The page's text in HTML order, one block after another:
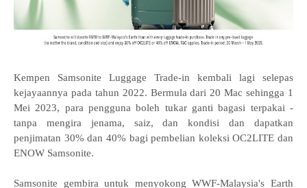
Kempen Samsonite Luggage Trade-in kembali lagi selepas
kejayaannya pada tahun 2022. Bermula dari 20 Mac sehingga 1
Mei 2023, para pengguna boleh tukar ganti bagasi terpakai -
tanpa mengira jenama, saiz, dan kondisi dan dapatkan
penjimatan 30% dan 40% bagi pembelian koleksi OC2LITE dan
ENOW Samsonite.
Samsonite gembira untuk menyokong WWF-Malaysia's Earth